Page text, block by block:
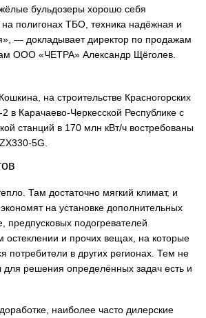
бульдозеры хорошо себя
полигонах ТБО, техника надёжная и
— докладывает директор по продажам
ООО «ЧЕТРА» Александр Щёголев.
на строительстве Красногорских
Карачаево-Черкесской Республике с
станций в 170 млн кВт/ч востребованы
5G.
Там достаточно мягкий климат, и
на установке дополнительных
предпусковых подогревателей
остеклении и прочих вещах, на которые
потребители в других регионах. Тем не
для решения определённых задач есть и
наиболее часто дилерские